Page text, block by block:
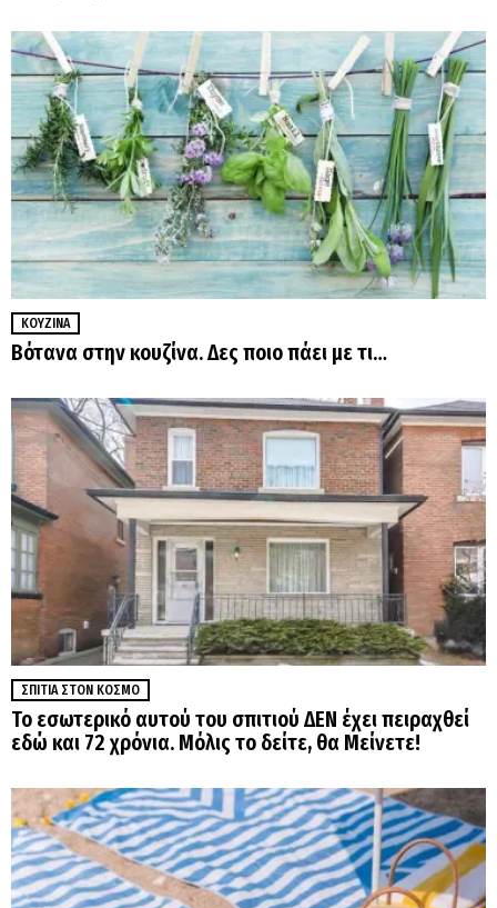
ΚΟΥΖΊΝΑ
Βότανα στην κουζίνα. Δες ποιο πάει με τι…
ΣΠΊΤΙΑ ΣΤΟΝ ΚΌΣΜΟ
Το εσωτερικό αυτού του σπιτιού ΔΕΝ έχει πειραχθεί
εδώ και 72 χρόνια. Μόλις το δείτε, θα Μείνετε!